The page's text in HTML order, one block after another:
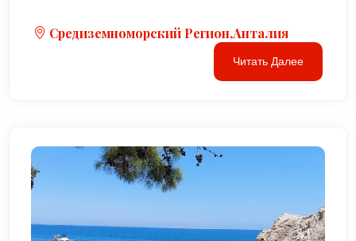
Средиземноморский Регион,Анталия
Читать Далее